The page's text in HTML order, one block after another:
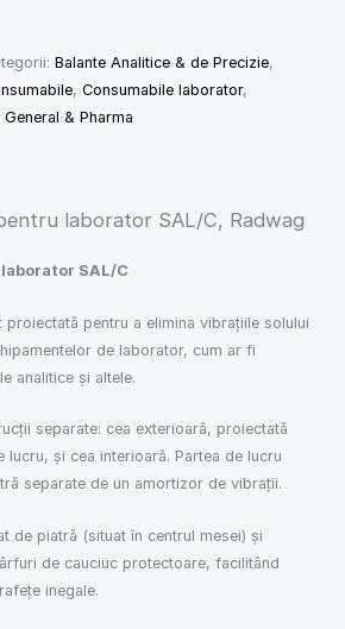
Balante Analitice & de Precizie,
, Consumabile laborator,
& Pharma
laborator SAL/C, Radwag
SAL/C
pentru a elimina vibrațiile solului
de laborator, cum ar fi
analitice și altele.
separate: cea exterioară, proiectată
lucru, și cea interioară. Partea de lucru
separate de un amortizor de vibrații.
de piatră (situat în centrul mesei) și
de cauciuc protectoare, facilitând
inegale.